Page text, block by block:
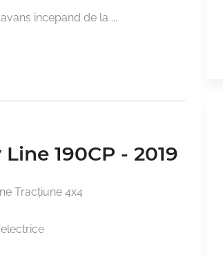
incepand de la ...
190CP - 2019
Tracţiune 4x4